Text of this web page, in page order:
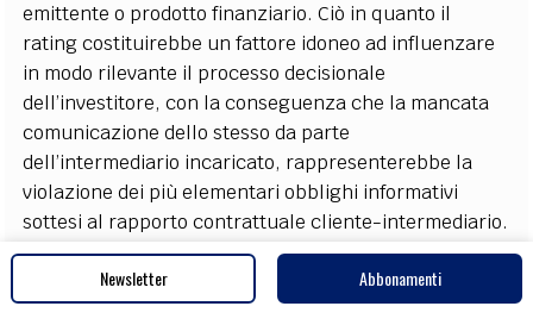
emittente o prodotto finanziario. Ciò in quanto il
rating costituirebbe un fattore idoneo ad influenzare
in modo rilevante il processo decisionale
dell’investitore, con la conseguenza che la mancata
comunicazione dello stesso da parte
dell’intermediario incaricato, rappresenterebbe la
violazione dei più elementari obblighi informativi
sottesi al rapporto contrattuale cliente-intermediario.
Ciò significa che l’intermediario, che voglia agire con
la diligenza richiesta all’operatore qualificato, è
Newsletter Abbonamenti